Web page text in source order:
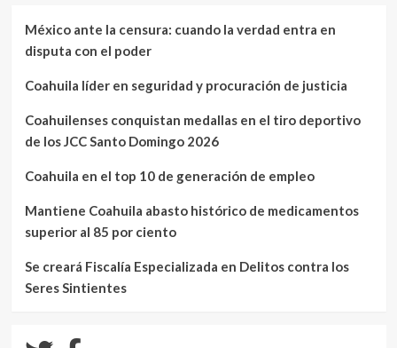
México ante la censura: cuando la verdad entra en
disputa con el poder
Coahuila líder en seguridad y procuración de justicia
Coahuilenses conquistan medallas en el tiro deportivo
de los JCC Santo Domingo 2026
Coahuila en el top 10 de generación de empleo
Mantiene Coahuila abasto histórico de medicamentos
superior al 85 por ciento
Se creará Fiscalía Especializada en Delitos contra los
Seres Sintientes